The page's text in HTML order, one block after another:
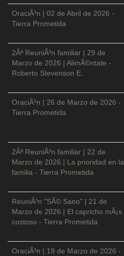
OraciÃ³n | 02 de Abril de 2026 -
Tierra Prometida
2Âª ReuniÃ³n familiar | 29 de
Marzo de 2026 | AlimÃ©ntate -
Roberto Stevenson E.
OraciÃ³n | 26 de Marzo de 2026 -
Tierra Prometida
2Âª ReuniÃ³n familiar | 22 de
Marzo de 2026 | La prioridad en la
familia - Tierra Prometida
ReuniÃ³n "SÃ© Sano" | 21 de
Marzo de 2026 | El capricho mÃ¡s
costoso - Tierra Prometida
OraciÃ³n | 19 de Marzo de 2026 -